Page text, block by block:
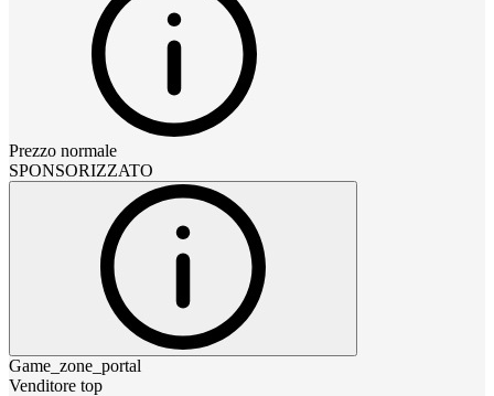
Prezzo normale
SPONSORIZZATO
Game_zone_portal
Venditore top